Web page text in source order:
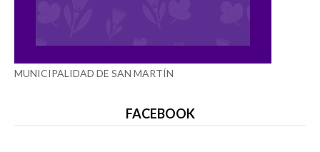
MUNICIPALIDAD DE SAN MARTÍN
FACEBOOK